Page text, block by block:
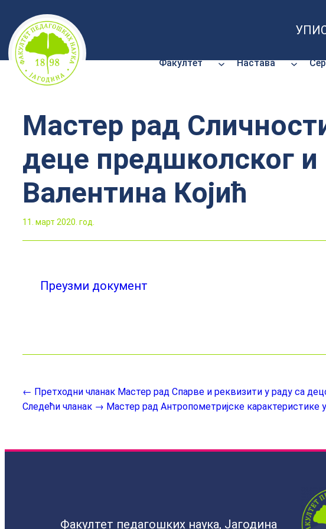
Скочи
на
садржај
Факултет Настава
Мастер рад
деце предшколског и
Валентина Којић
11. март 2020. год.
Преузми документ
← Претходни чланак Мастер рад Спарве и реквизити у раду са
Следећи чланак → Мастер рад Антропометријске
Факултет педагошких наука, Јагодина